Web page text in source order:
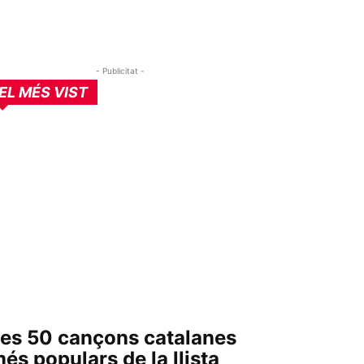
- Publicitat -
MÉS VIST
50 cançons catalanes
populars de la llista